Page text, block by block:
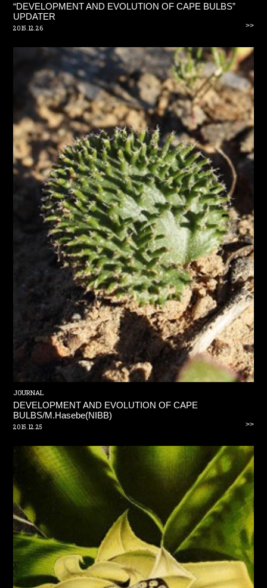
“DEVELOPMENT AND EVOLUTION OF CAPE BULBS”
UPDATER
2015.12.26 >>
JOURNAL
DEVELOPMENT AND EVOLUTION OF CAPE
BULBS/M.Hasebe(NIBB)
2015.12.25 >>